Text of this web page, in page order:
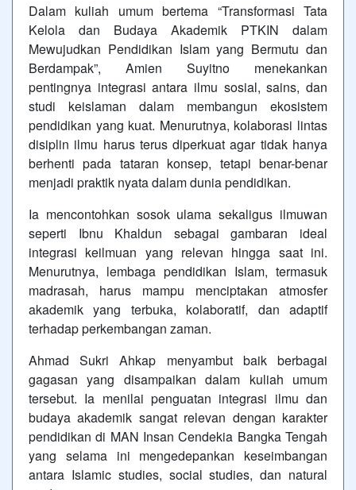
Dalam kuliah umum bertema “Transformasi Tata
Kelola dan Budaya Akademik PTKIN dalam
Mewujudkan Pendidikan Islam yang Bermutu dan
Berdampak”, Amien Suyitno menekankan
pentingnya integrasi antara ilmu sosial, sains, dan
studi keislaman dalam membangun ekosistem
pendidikan yang kuat. Menurutnya, kolaborasi lintas
disiplin ilmu harus terus diperkuat agar tidak hanya
berhenti pada tataran konsep, tetapi benar-benar
menjadi praktik nyata dalam dunia pendidikan.
Ia mencontohkan sosok ulama sekaligus ilmuwan
seperti Ibnu Khaldun sebagai gambaran ideal
integrasi keilmuan yang relevan hingga saat ini.
Menurutnya, lembaga pendidikan Islam, termasuk
madrasah, harus mampu menciptakan atmosfer
akademik yang terbuka, kolaboratif, dan adaptif
terhadap perkembangan zaman.
Ahmad Sukri Ahkap menyambut baik berbagai
gagasan yang disampaikan dalam kuliah umum
tersebut. Ia menilai penguatan integrasi ilmu dan
budaya akademik sangat relevan dengan karakter
pendidikan di MAN Insan Cendekia Bangka Tengah
yang selama ini mengedepankan keseimbangan
antara Islamic studies, social studies, dan natural